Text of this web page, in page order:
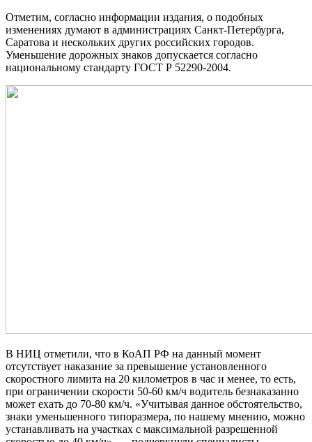
Отметим, согласно информации издания, о подобных
изменениях думают в администрациях Санкт-Петербурга,
Саратова и нескольких других российских городов.
Уменьшение дорожных знаков допускается согласно
национальному стандарту ГОСТ Р 52290-2004.
В НИЦ отметили, что в КоАП РФ на данный момент
отсутствует наказание за превышение установленного
скоростного лимита на 20 километров в час и менее, то есть,
при ограничении скорости 50-60 км/ч водитель безнаказанно
может ехать до 70-80 км/ч. «Учитывая данное обстоятельство,
знаки уменьшенного типоразмера, по нашему мнению, можно
устанавливать на участках с максимальной разрешенной